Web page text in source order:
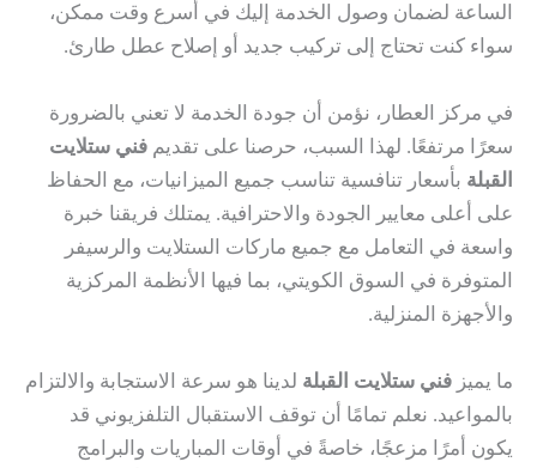
الساعة لضمان وصول الخدمة إليك في أسرع وقت ممكن،
سواء كنت تحتاج إلى تركيب جديد أو إصلاح عطل طارئ.
في مركز العطار، نؤمن أن جودة الخدمة لا تعني بالضرورة
سعرًا مرتفعًا. لهذا السبب، حرصنا على تقديم فني ستلايت
القبلة بأسعار تنافسية تناسب جميع الميزانيات، مع الحفاظ
على أعلى معايير الجودة والاحترافية. يمتلك فريقنا خبرة
واسعة في التعامل مع جميع ماركات الستلايت والرسيفر
المتوفرة في السوق الكويتي، بما فيها الأنظمة المركزية
والأجهزة المنزلية.
ما يميز فني ستلايت القبلة لدينا هو سرعة الاستجابة والالتزام
بالمواعيد. نعلم تمامًا أن توقف الاستقبال التلفزيوني قد
يكون أمرًا مزعجًا، خاصةً في أوقات المباريات والبرامج